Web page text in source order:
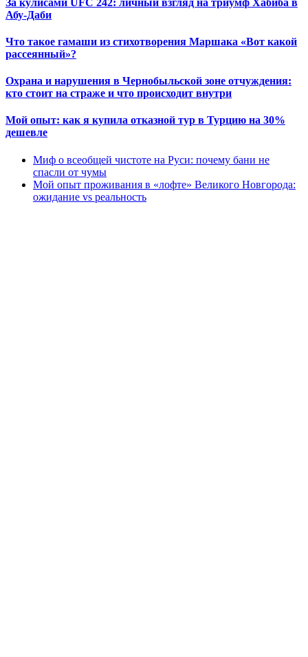
Абу-Даби
Что такое гамаши из стихотворения Маршака «Вот какой
рассеянный»?
Охрана и нарушения в Чернобыльской зоне отчуждения:
кто стоит на страже и что происходит внутри
Мой опыт: как я купила отказной тур в Турцию на 30%
дешевле
Миф о всеобщей чистоте на Руси: почему бани не
спасли от чумы
Мой опыт проживания в «лофте» Великого Новгорода:
ожидание vs реальность